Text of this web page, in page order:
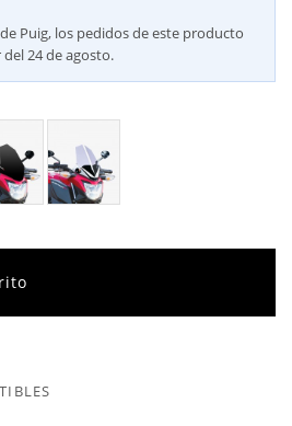
Puig, los pedidos de este producto
24 de agosto.